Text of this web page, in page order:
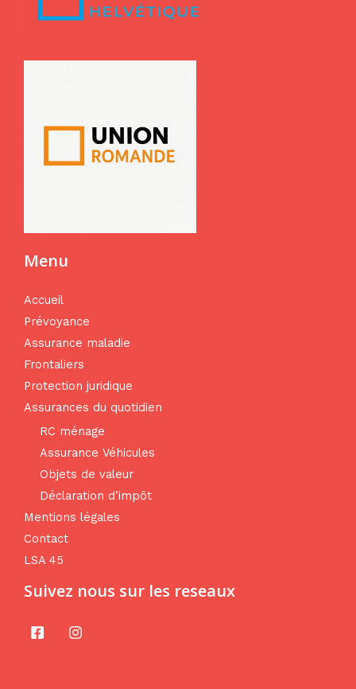
Menu
Accueil
Prévoyance
Assurance maladie
Frontaliers
Protection juridique
Assurances du quotidien
RC ménage
Assurance Véhicules
Objets de valeur
Déclaration d’impôt
Mentions légales
Contact
LSA 45
Suivez nous sur les reseaux